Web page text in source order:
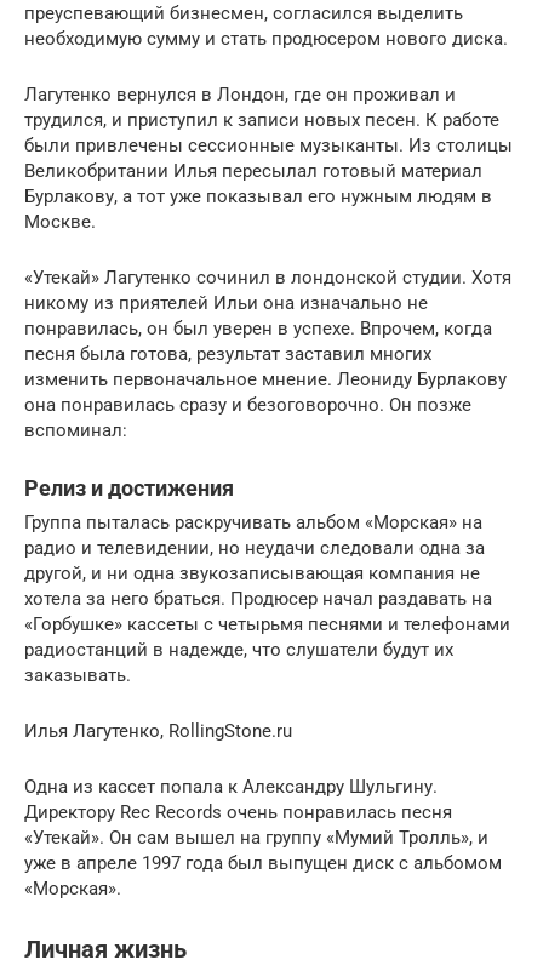
преуспевающий бизнесмен, согласился выделить
необходимую сумму и стать продюсером нового диска.
Лагутенко вернулся в Лондон, где он проживал и
трудился, и приступил к записи новых песен. К работе
были привлечены сессионные музыканты. Из столицы
Великобритании Илья пересылал готовый материал
Бурлакову, а тот уже показывал его нужным людям в
Москве.
«Утекай» Лагутенко сочинил в лондонской студии. Хотя
никому из приятелей Ильи она изначально не
понравилась, он был уверен в успехе. Впрочем, когда
песня была готова, результат заставил многих
изменить первоначальное мнение. Леониду Бурлакову
она понравилась сразу и безоговорочно. Он позже
вспоминал:
Релиз и достижения
Группа пыталась раскручивать альбом «Морская» на
радио и телевидении, но неудачи следовали одна за
другой, и ни одна звукозаписывающая компания не
хотела за него браться. Продюсер начал раздавать на
«Горбушке» кассеты с четырьмя песнями и телефонами
радиостанций в надежде, что слушатели будут их
заказывать.
Илья Лагутенко, RollingStone.ru
Одна из кассет попала к Александру Шульгину.
Директору Rec Records очень понравилась песня
«Утекай». Он сам вышел на группу «Мумий Тролль», и
уже в апреле 1997 года был выпущен диск с альбомом
«Морская».
Личная жизнь